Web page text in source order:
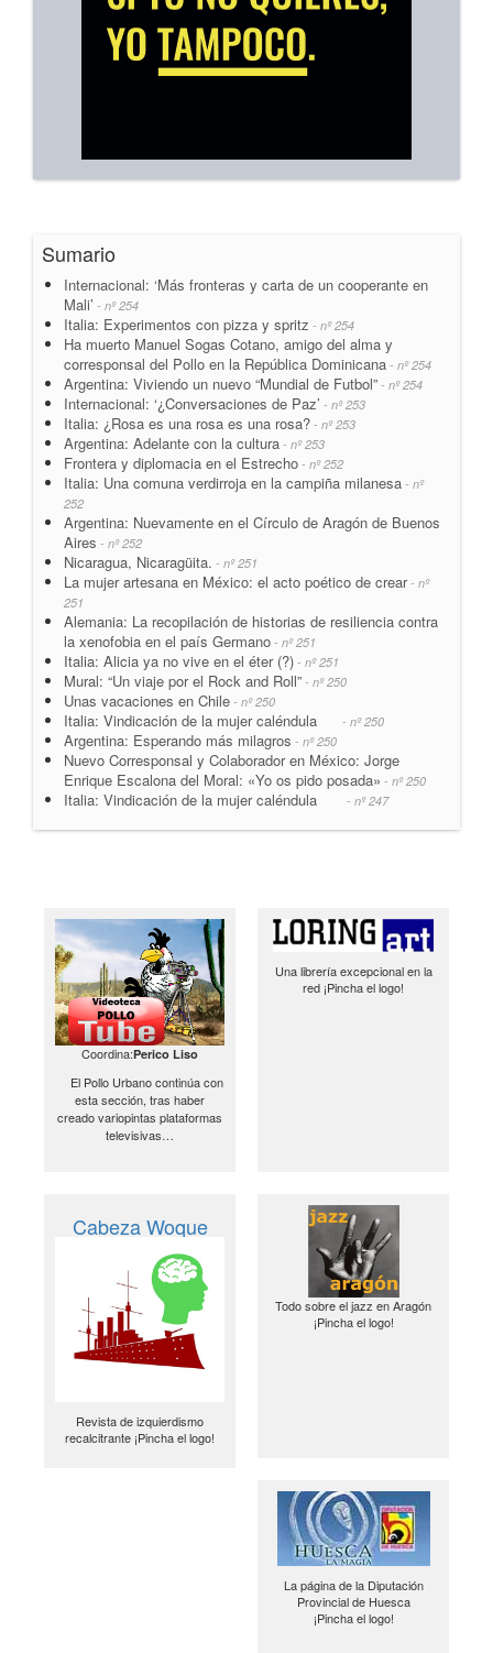
Sumario
Internacional: ‘Más fronteras y carta de un cooperante en
Mali’ - nº 254
Italia: Experimentos con pizza y spritz - nº 254
Ha muerto Manuel Sogas Cotano, amigo del alma y
corresponsal del Pollo en la República Dominicana - nº 254
Argentina: Viviendo un nuevo “Mundial de Futbol” - nº 254
Internacional: ‘¿Conversaciones de Paz’ - nº 253
Italia: ¿Rosa es una rosa es una rosa? - nº 253
Argentina: Adelante con la cultura - nº 253
Frontera y diplomacia en el Estrecho - nº 252
Italia: Una comuna verdirroja en la campiña milanesa - nº
252
Argentina: Nuevamente en el Círculo de Aragón de Buenos
Aires - nº 252
Nicaragua, Nicaragüita. - nº 251
La mujer artesana en México: el acto poético de crear- nº
251
Alemania: La recopilación de historias de resiliencia contra
la xenofobia en el país Germano - nº 251
Italia: Alicia ya no vive en el éter (?) - nº 251
Mural: “Un viaje por el Rock and Roll” - nº 250
Unas vacaciones en Chile - nº 250
Italia: Vindicación de la mujer caléndula - nº 250
Argentina: Esperando más milagros - nº 250
Nuevo Corresponsal y Colaborador en México: Jorge
Enrique Escalona del Moral: «Yo os pido posada» - nº 250
Italia: Vindicación de la mujer caléndula - nº 247
Coordina:Perico Liso
El Pollo Urbano continúa con
esta sección, tras haber
creado variopintas plataformas
televisivas…
Una librería excepcional en la
red ¡Pincha el logo!
Cabeza Woque
Revista de izquierdismo
recalcitrante ¡Pincha el logo!
Todo sobre el jazz en Aragón
¡Pincha el logo!
La página de la Diputación
Provincial de Huesca
¡Pincha el logo!